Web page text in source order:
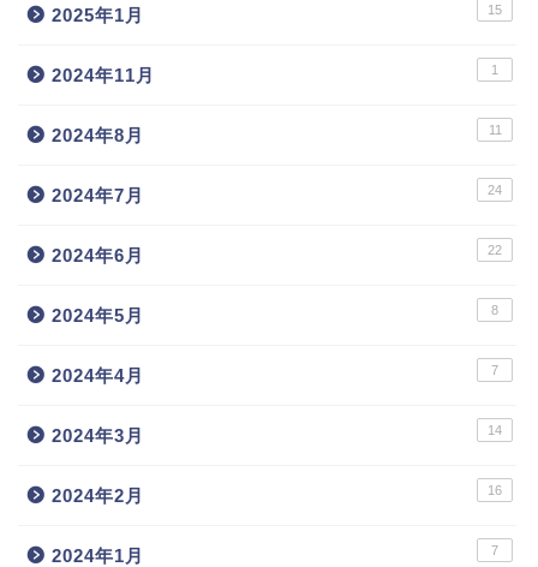
2025年1月 15
2024年11月 1
2024年8月 11
2024年7月 24
2024年6月 22
2024年5月 8
2024年4月 7
2024年3月 14
2024年2月 16
2024年1月 7